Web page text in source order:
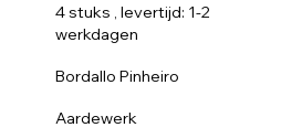
4 stuks , levertijd: 1-2
werkdagen
Bordallo Pinheiro
Aardewerk